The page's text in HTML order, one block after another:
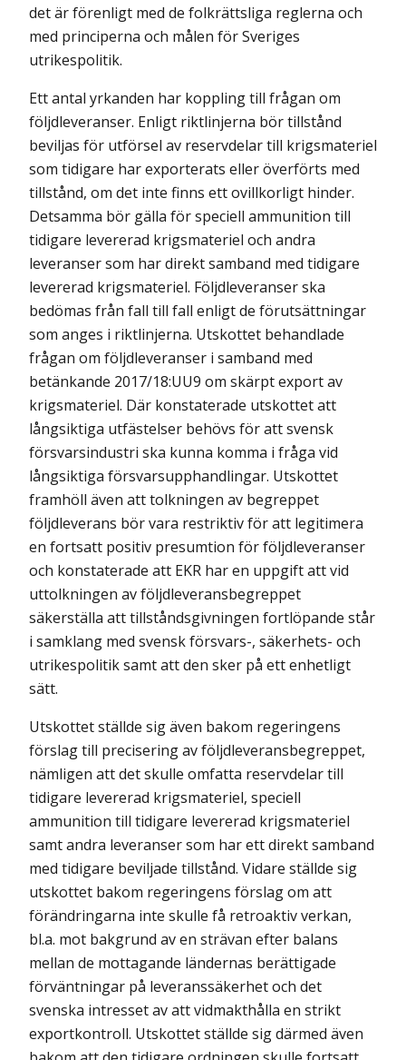
det är förenligt med de folkrättsliga reglerna och
med principerna och målen för Sveriges
utrikespolitik.
Ett antal yrkanden har koppling till frågan om
följdleveranser. Enligt riktlinjerna bör tillstånd
beviljas för utförsel av reservdelar till krigsmateriel
som tidigare har exporterats eller överförts med
tillstånd, om det inte finns ett ovillkorligt hinder.
Detsamma bör gälla för speciell ammunition till
tidigare levererad krigsmateriel och andra
leveranser som har direkt samband med tidigare
levererad krigsmateriel. Följdleveranser ska
bedömas från fall till fall enligt de förutsättningar
som anges i riktlinjerna. Utskottet behandlade
frågan om följdleveranser i samband med
betänkande 2017/18:UU9 om skärpt export av
krigsmateriel. Där konstaterade utskottet att
långsiktiga utfästelser behövs för att svensk
försvarsindustri ska kunna komma i fråga vid
långsiktiga försvarsupphandlingar. Utskottet
framhöll även att tolkningen av begreppet
följdleverans bör vara restriktiv för att legitimera
en fortsatt positiv presumtion för följdleveranser
och konstaterade att EKR har en uppgift att vid
uttolkningen av följdleveransbegreppet
säkerställa att tillståndsgivningen fortlöpande står
i samklang med svensk försvars-, säkerhets- och
utrikespolitik samt att den sker på ett enhetligt
sätt.
Utskottet ställde sig även bakom regeringens
förslag till precisering av följdleveransbegreppet,
nämligen att det skulle omfatta reservdelar till
tidigare levererad krigsmateriel, speciell
ammunition till tidigare levererad krigsmateriel
samt andra leveranser som har ett direkt samband
med tidigare beviljade tillstånd. Vidare ställde sig
utskottet bakom regeringens förslag om att
förändringarna inte skulle få retroaktiv verkan,
bl.a. mot bakgrund av en strävan efter balans
mellan de mottagande ländernas berättigade
förväntningar på leveranssäkerhet och det
svenska intresset av att vidmakthålla en strikt
exportkontroll. Utskottet ställde sig därmed även